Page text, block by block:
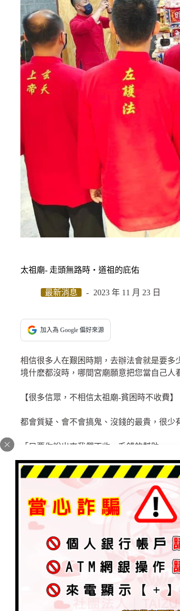
太祖廟- 走頭無路時‧道祖的庇佑
最新消息 2023 年 11 月 23 日
加入為 Google 偏好來源
相信很多人在艱困時期，去辦法會就是要多
境什麽都沒時，哪間宮廟願意把您當自己人
【很多信眾，不相信太祖廟-貧困時不收費】
都會質疑、會不會搞鬼、沒錢的最貴，很少
「只要你說出來我們不收一毛錢的幫助」
※為什麽我們太祖廟願意這樣做
因為職員也曾經有過的經驗，難過度日如
房租、親朋好友要借錢，都會怕而遠離、
去打拼、沒有人可以幫助我們。
每個人都有低潮時期，我們宮就是願意幫
相信世上真的有這麼好的宮廟！這些都是
「職員」都是在最低潮時期進入服務
不但沒有嫌棄各種遭遇過程，艱困生活時刻